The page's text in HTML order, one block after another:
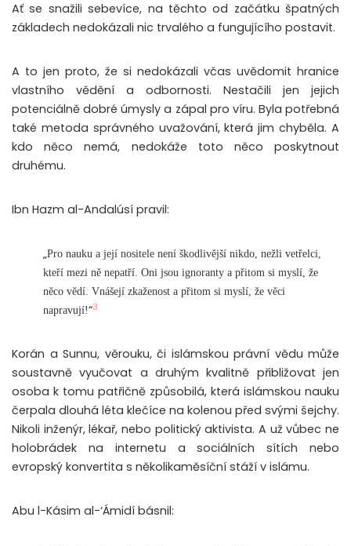
Ať se snažili sebevíce, na těchto od začátku špatných
základech nedokázali nic trvalého a fungujícího postavit.
A to jen proto, že si nedokázali včas uvědomit hranice
vlastního vědění a odbornosti. Nestačili jen jejich
potenciálně dobré úmysly a zápal pro víru. Byla potřebná
také metoda správného uvažování, která jim chyběla. A
kdo něco nemá, nedokáže toto něco poskytnout
druhému.
Ibn Hazm al-Andalúsí pravil:
„Pro nauku a její nositele není škodlivější nikdo, nežli vetřelci,
kteří mezi ně nepatří. Oni jsou ignoranty a přitom si myslí, že
něco vědí. Vnášejí zkaženost a přitom si myslí, že věci
napravují!“3
Korán a Sunnu, věrouku, či islámskou právní vědu může
soustavně vyučovat a druhým kvalitně přibližovat jen
osoba k tomu patřičně způsobilá, která islámskou nauku
čerpala dlouhá léta klečíce na kolenou před svými šejchy.
Nikoli inženýr, lékař, nebo politický aktivista. A už vůbec ne
holobrádek na internetu a sociálních sítích nebo
evropský konvertita s několikaměsíční stáží v islámu.
Abu l-Kásim al-‘Ámidí básnil: